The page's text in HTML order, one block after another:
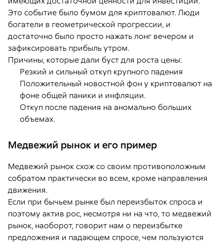
Это событие было бумом для криптовалют. Люди
богатели в геометрической прогрессии, и
достаточно было просто нажать лонг вечером и
зафиксировать прибыль утром.
Причины, которые дали буст для роста цены:
Резкий и сильный откуп крупного падения
Положительный новостной фон у криптовалют на
фоне общей паники и инфляции.
Откуп после падения на аномально больших
объемах.
Медвежий рынок и его пример
Медвежий рынок схож со своим противоположным
собратом практически во всем, кроме направления
движения.
Если при бычьем рынке был переизбыток спроса и
поэтому актив рос, несмотря ни на что, то медвежий
рынок, наоборот, говорит нам о переизбытке
предложения и падающем спросе, чем пользуются